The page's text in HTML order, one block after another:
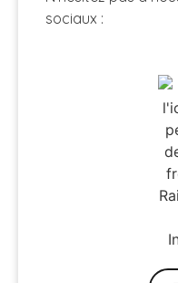
sociaux :